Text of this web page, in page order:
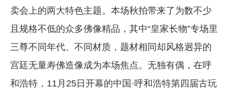
卖会上的两大特色主题。本场秋拍带来了为数不少
且规格不低的众多佛像精品，其中“皇家长物”专场里
三尊不同年代、不同材质，题材相同却风格迥异的
宫廷无量寿佛造像成为本场焦点。无独有偶，在呼
和浩特，11月25日开幕的中国·呼和浩特第四届古玩